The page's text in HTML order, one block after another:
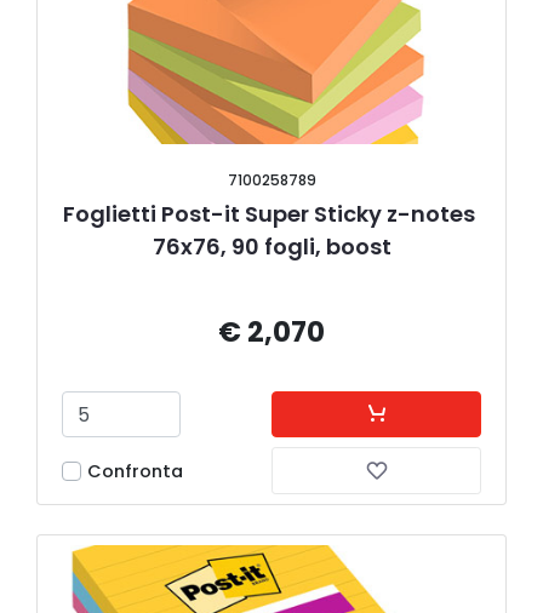
7100258789
Foglietti Post-it Super Sticky z-notes
76x76, 90 fogli, boost
€ 2,070
Confronta